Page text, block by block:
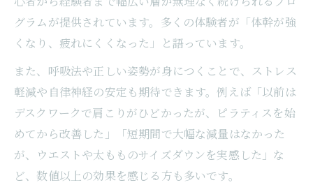
にくいのか
ピラティスダイエットで感じる姿勢改善の
月島ダイエット体験から学ぶ継続のポイント
ピラティスダイエット継続のコツを体験談
から学ぶ
ピラティスダイエットを続けるためのモチ
ベ管理法
グラムが提供されています。多くの体験者が「体幹が強
くなり、疲れにくくなった」と語っています。
また、呼吸法や正しい姿勢が身につくことで、ストレス
軽減や自律神経の安定も期待できます。例えば「以前は
デスクワークで肩こりがひどかったが、ピラティスを始
めてから改善した」「短期間で大幅な減量はなかった
が、ウエストや太もものサイズダウンを実感した」な
ど、数値以上の効果を感じる方も多いです。